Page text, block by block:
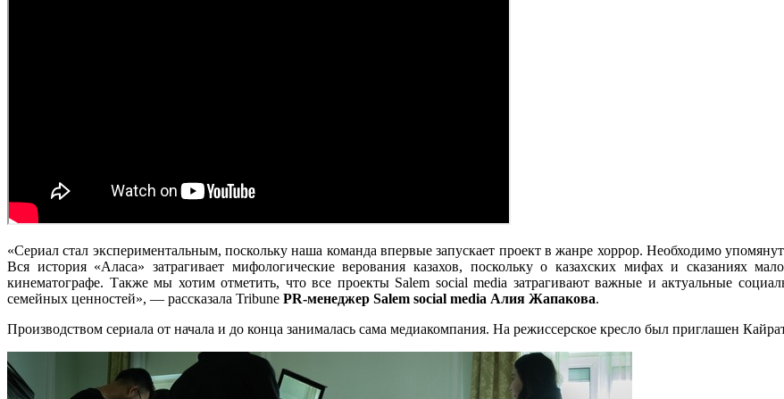
«Сериал стал экспериментальным, поскольку наша команда впервые запускает проект в жанре хоррор. Необходимо
Вся история «Аласа» затрагивает мифологические верования казахов, поскольку о казахских мифах и сказаниях
кинематографе. Также мы хотим отметить, что все проекты Salem social media затрагивают важные и актуальные
семейных ценностей», — рассказала Tribune PR-менеджер Salem social media Алия Жапакова.
Производством сериала от начала и до конца занималась сама медиакомпания. На режиссерское кресло был приглашен